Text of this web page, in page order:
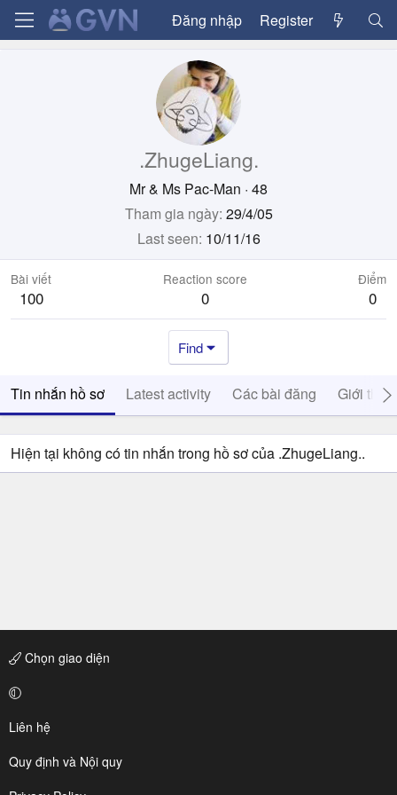
Đăng nhập Register
.ZhugeLiang.
Mr & Ms Pac-Man · 48
Tham gia ngày 29/4/05
Last seen 10/11/16
Bài viết
100
Reaction score
0
Điểm
0
Find
Tin nhắn hồ sơ Latest activity Các bài đăng Giới thiệu
Hiện tại không có tin nhắn trong hồ sơ của .ZhugeLiang..
Chọn giao diện
Liên hệ
Quy định và Nội quy